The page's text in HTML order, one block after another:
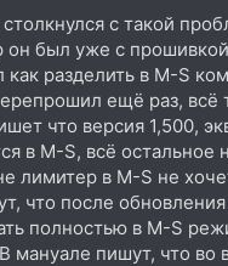
с такой
он был уже с
как разделить в M-S
ещё раз, всё
что версия 1,500,
в M-S, всё остальное
лимитер в M-S не
что после
полностью в M-S
мануале пишут, что во